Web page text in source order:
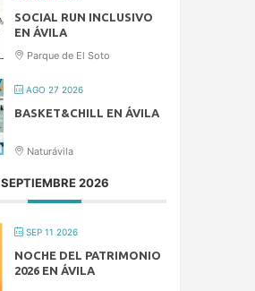
SOCIAL RUN INCLUSIVO
EN ÁVILA
Parque de El Soto
AGO 27 2026
BASKET&CHILL EN ÁVILA
Naturávila
SEPTIEMBRE 2026
SEP 11 2026
NOCHE DEL PATRIMONIO
2026 EN ÁVILA